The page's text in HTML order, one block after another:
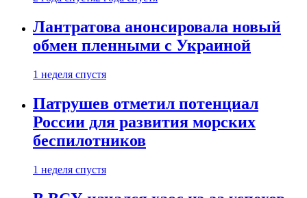
Лантратова анонсировала новый
обмен пленными с Украиной
1 неделя спустя
Патрушев отметил потенциал
России для развития морских
беспилотников
1 неделя спустя